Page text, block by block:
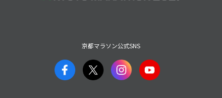
京都マラソン公式SNS